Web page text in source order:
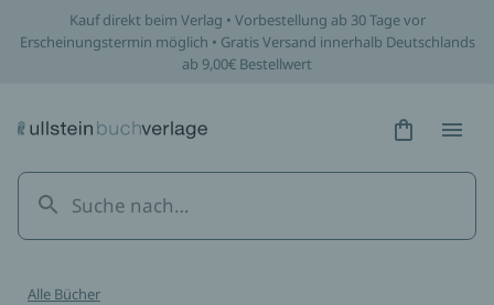
Kauf direkt beim Verlag • Vorbestellung ab 30 Tage vor
Erscheinungstermin möglich • Gratis Versand innerhalb Deutschlands
ab 9,00€ Bestellwert
Hidden
Alle Bücher